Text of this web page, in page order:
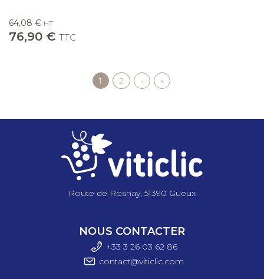
64,08 € HT
76,90 € TTC
Page
courante
1 Page
2 Page
suivante
› Dernière
page
»
Route de Rosnay, 51390 Gueux
NOUS CONTACTER
+33 3 26 03 62 86
contact@viticlic.com